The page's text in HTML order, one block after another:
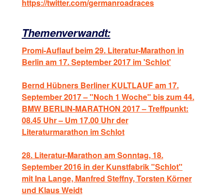
https://twitter.com/germanroadraces
Themenverwandt:
Promi-Auflauf beim 29. Literatur-Marathon in
Berlin am 17. September 2017 im 'Schlot'
Bernd Hübners Berliner KULTLAUF am 17.
September 2017 – "Noch 1 Woche" bis zum 44.
BMW BERLIN-MARATHON 2017 – Treffpunkt:
08.45 Uhr – Um 17.00 Uhr der
Literaturmarathon im Schlot
28. Literatur-Marathon am Sonntag, 18.
September 2016 in der Kunstfabrik "Schlot"
mit Ina Lange, Manfred Steffny, Torsten Körner
und Klaus Weidt